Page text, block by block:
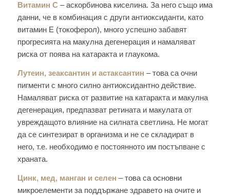
Витамин C – аскорбинова киселина. За него също има
данни, че в комбинация с други антиоксиданти, като
витамин Е (токоферол), много успешно забавят
прогресията на макулна дегенерация и намаляват
риска от поява на катаракта и глаукома.
Лутеин, зеаксантин и астаксантин – това са очни
пигменти с много силно антиоксидантно действие.
Намаляват риска от развитие на катаракта и макулна
дегенерация, предпазват ретината и макулата от
увреждащото влияние на силната светлина. Не могат
да се синтезират в организма и не се складират в
него, т.е. необходимо е постоянното им постъпване с
храната.
Цинк, мед, манган и селен – това са основни
микроелементи за поддържане здравето на очите и